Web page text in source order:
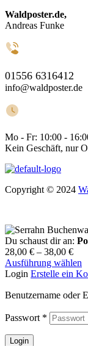
Waldposter.de,
Andreas Funke
01556 6316412
info@waldposter.de
Mo - Fr: 10:00 -
Kein Geschäft, nur
Copyright © 2024
Du schaust dir an:
28,00 € – 38,00 €
Ausführung wählen
Login Erstelle ein
Benutzername oder
Passwort *
Login